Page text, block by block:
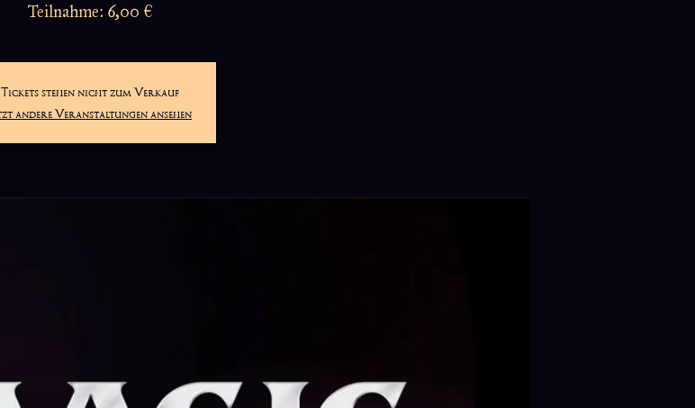
Teilnahme: 6,00 €
Tickets stehen nicht zum Verkauf
andere Veranstaltungen ansehen